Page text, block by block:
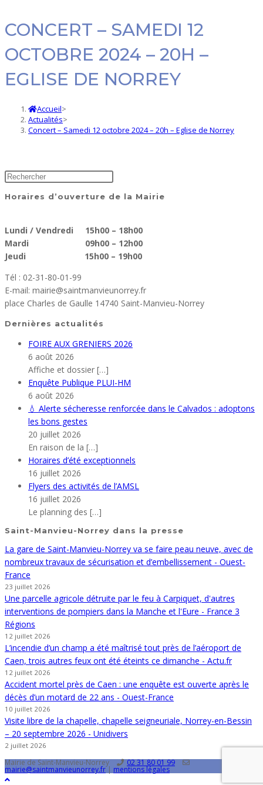
CONCERT – SAMEDI 12
OCTOBRE 2024 – 20H –
EGLISE DE NORREY
Accueil>
Actualités>
Concert – Samedi 12 octobre 2024 – 20h – Eglise de Norrey
Horaires d’ouverture de la Mairie
Lundi / Vendredi 15h00 – 18h00
Mardi 09h00 – 12h00
Jeudi 15h00 – 19h00
Tél : 02-31-80-01-99
E-mail: mairie@saintmanvieunorrey.fr
place Charles de Gaulle 14740 Saint-Manvieu-Norrey
Dernières actualités
FOIRE AUX GRENIERS 2026
6 août 2026
Affiche et dossier […]
Enquête Publique PLUI-HM
6 août 2026
💧 Alerte sécheresse renforcée dans le Calvados : adoptons
les bons gestes
20 juillet 2026
En raison de la […]
Horaires d’été exceptionnels
16 juillet 2026
Flyers des activités de l’AMSL
16 juillet 2026
Le planning des […]
Saint-Manvieu-Norrey dans la presse
La gare de Saint-Manvieu-Norrey va se faire peau neuve, avec de
nombreux travaux de sécurisation et d’embellissement - Ouest-
France
23 juillet 2026
Une parcelle agricole détruite par le feu à Carpiquet, d'autres
interventions de pompiers dans la Manche et l'Eure - France 3
Régions
12 juillet 2026
L’incendie d’un champ a été maîtrisé tout près de l’aéroport de
Caen, trois autres feux ont été éteints ce dimanche - Actu.fr
12 juillet 2026
Accident mortel près de Caen : une enquête est ouverte après le
décès d’un motard de 22 ans - Ouest-France
10 juillet 2026
Visite libre de la chapelle, chapelle seigneuriale, Norrey-en-Bessin
– 20 septembre 2026 - Unidivers
2 juillet 2026
Mairie de Saint-Manvieu-Norrey 02 31 80 01 99
mairie@saintmanvieunorrey.fr| mentions légales